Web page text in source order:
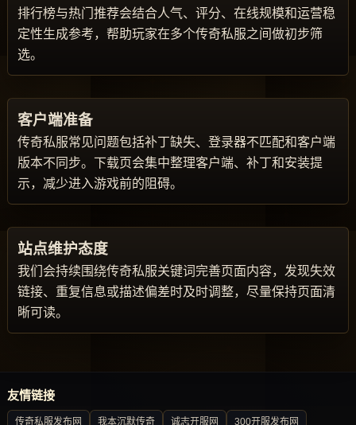
排行榜与热门推荐会结合人气、评分、在线规模和运营稳
定性生成参考，帮助玩家在多个传奇私服之间做初步筛
选。
客户端准备
传奇私服常见问题包括补丁缺失、登录器不匹配和客户端
版本不同步。下载页会集中整理客户端、补丁和安装提
示，减少进入游戏前的阻碍。
站点维护态度
我们会持续围绕传奇私服关键词完善页面内容，发现失效
链接、重复信息或描述偏差时及时调整，尽量保持页面清
晰可读。
友情链接
传奇私服发布网 我本沉默传奇 诚志开服网 300开服发布网